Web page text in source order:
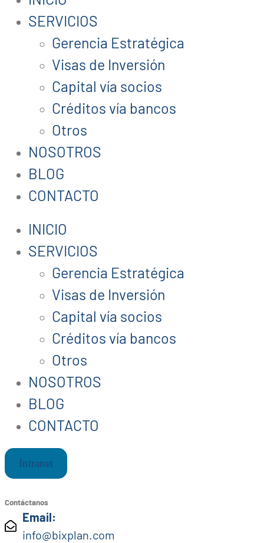
SERVICIOS
Gerencia Estratégica
Visas de Inversión
Capital vía socios
Créditos vía bancos
Otros
NOSOTROS
BLOG
CONTACTO
INICIO
SERVICIOS
Gerencia Estratégica
Visas de Inversión
Capital vía socios
Créditos vía bancos
Otros
NOSOTROS
BLOG
CONTACTO
Intranet
Contáctanos
Email:
info@bixplan.com